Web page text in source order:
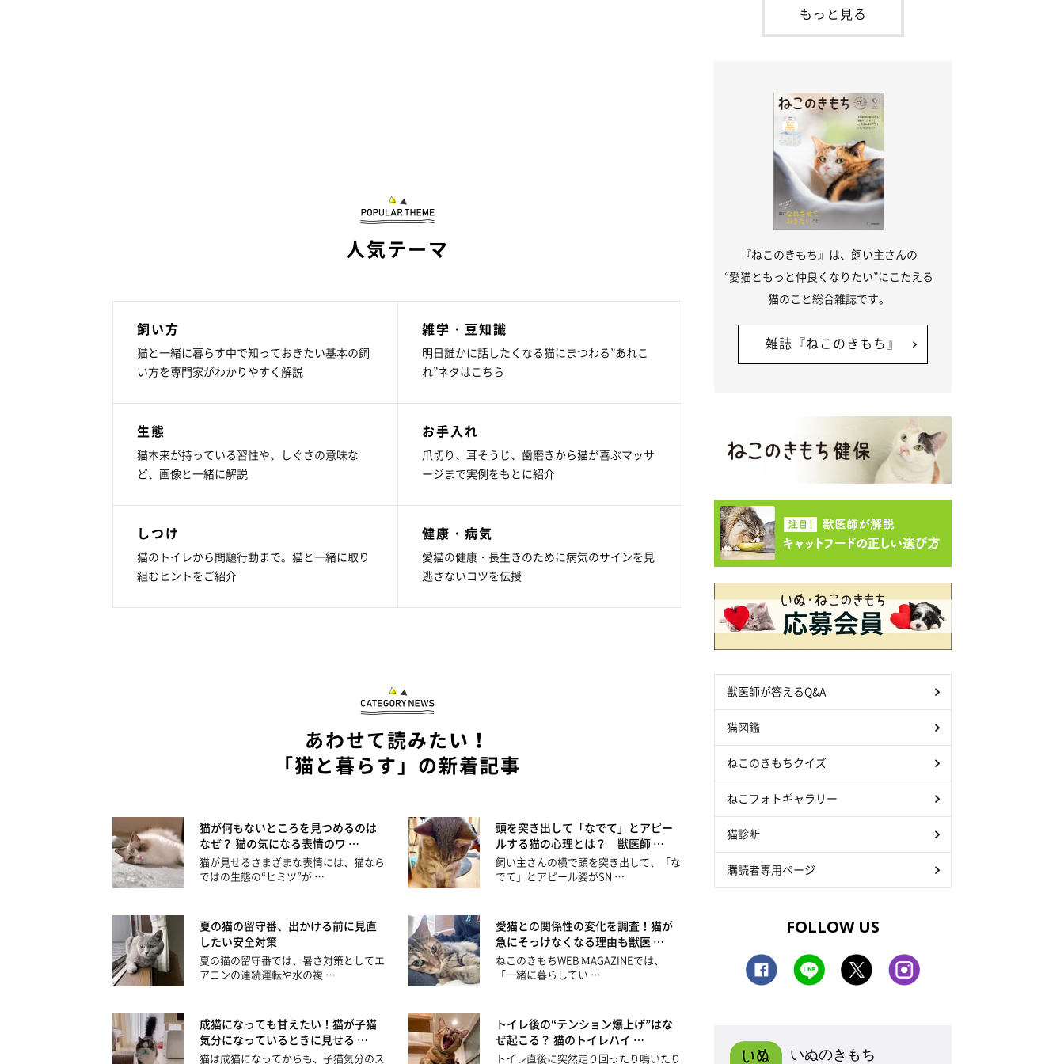
人気テーマ
飼い方
猫と一緒に暮らす中で知っておきたい基本の飼
い方を専門家がわかりやすく解説
雑学・豆知識
明日誰かに話したくなる猫にまつわる”あれこ
れ”ネタはこちら
生態
猫本来が持っている習性や、しぐさの意味な
ど、画像と一緒に解説
お手入れ
爪切り、耳そうじ、歯磨きから猫が喜ぶマッサ
ージまで実例をもとに紹介
しつけ
猫のトイレから問題行動まで。猫と一緒に取り
組むヒントをご紹介
健康・病気
愛猫の健康・長生きのために病気のサインを見
逃さないコツを伝授
あわせて読みたい！
「猫と暮らす」の新着記事
猫が何もないところを見つめるのは
なぜ？ 猫の気になる表情のワ …
猫が見せるさまざまな表情には、猫なら
ではの生態の“ヒミツ”が …
頭を突き出して「なでて」とアピー
ルする猫の心理とは？ 獣医師 …
飼い主さんの横で頭を突き出して、「な
でて」とアピール姿がSN …
夏の猫の留守番、出かける前に見直
したい安全対策
夏の猫の留守番では、暑さ対策としてエ
アコンの連続運転や水の複 …
愛猫との関係性の変化を調査！猫が
急にそっけなくなる理由も獣医 …
ねこのきもちWEB MAGAZINEでは、
「一緒に暮らしてい …
成猫になっても甘えたい！猫が子猫
気分になっているときに見せる …
猫は成猫になってからも、子猫気分のス
トイレ後の“テンション爆上げ”はな
ぜ起こる？ 猫のトイレハイ …
トイレ直後に突然走り回ったり鳴いたり
てお世話を求めるときに鳴き声を使いま
す。子猫なので「ニャー」よりもややか細
い「ミャア」といった鳴き声になります
もっと見る
『ねこのきもち』は、飼い主さんの
“愛猫ともっと仲良くなりたい”にこたえる
猫のこと総合雑誌です。
雑誌『ねこのきもち』
獣医師が答えるQ&A
猫図鑑
ねこのきもちクイズ
ねこフォトギャラリー
猫診断
購読者専用ページ
FOLLOW US
いぬのきもち